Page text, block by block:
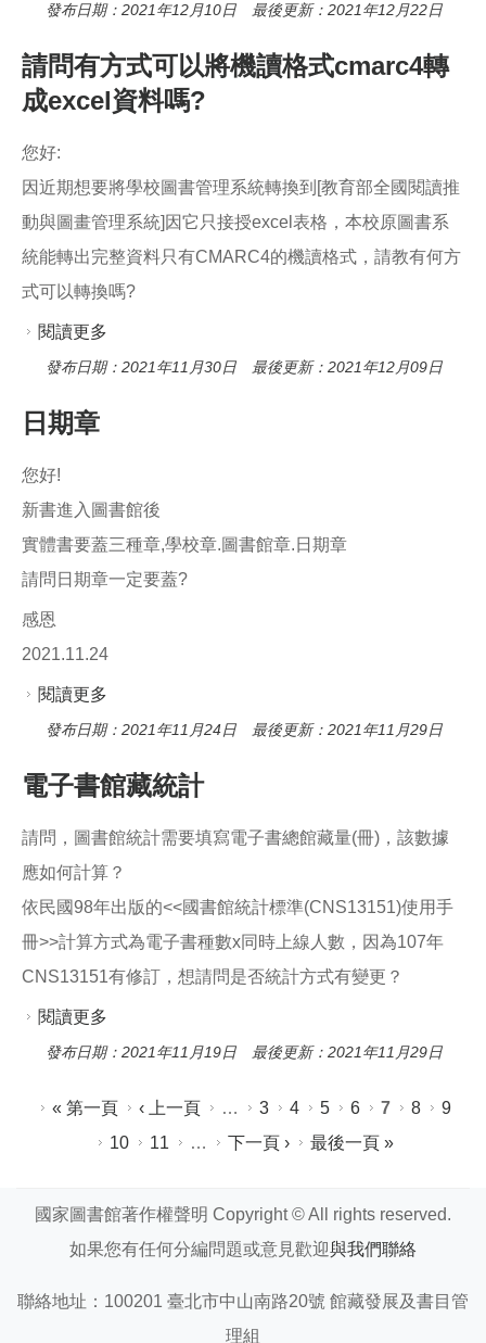
發布日期：2021年12月10日 最後更新：2021年12月22日
請問有方式可以將機讀格式cmarc4轉
成excel資料嗎?
您好:
因近期想要將學校圖書管理系統轉換到[教育部全國閱讀推
動與圖畫管理系統]因它只接授excel表格，本校原圖書系
統能轉出完整資料只有CMARC4的機讀格式，請教有何方
式可以轉換嗎?
閱讀更多
資料嗎?
發布日期：2021年11月30日 最後更新：2021年12月09日
日期章
您好!
新書進入圖書館後
實體書要蓋三種章,學校章.圖書館章.日期章
請問日期章一定要蓋?
感恩
2021.11.24
閱讀更多
發布日期：2021年11月24日 最後更新：2021年11月29日
電子書館藏統計
請問，圖書館統計需要填寫電子書總館藏量(冊)，該數據
應如何計算？
依民國98年出版的<<國書館統計標準(CNS13151)使用手
冊>>計算方式為電子書種數x同時上線人數，因為107年
CNS13151有修訂，想請問是否統計方式有變更？
閱讀更多
發布日期：2021年11月19日 最後更新：2021年11月29日
頁面« 第一頁 ‹ 上一頁 … 3 4 5 6 7 8
9
10
11 … 下一頁 › 最後一頁 »
國家圖書館著作權聲明 Copyright © All rights reserved.
如果您有任何分編問題或意見歡迎與我們聯絡
聯絡地址：100201 臺北市中山南路20號 館藏發展及書目管
理組